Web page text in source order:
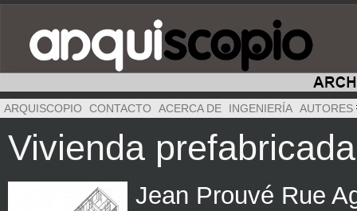
ARQUISCOPIO CONTACTO ACERCA DE INGENIERÍA AUTORES
Vivienda
Jean Prouvé Rue